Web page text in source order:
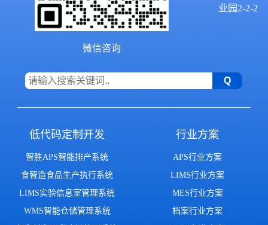
微信咨询
业园2-2-2
低代码定制开发
智胜APS智能排产系统
食智造食品生产执行系统
LIMS实验信息室管理系统
WMS智能仓储管理系统
行业方案
APS行业方案
LIMS行业方案
MES行业方案
档案行业方案